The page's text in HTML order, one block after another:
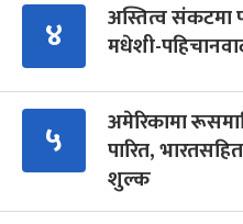
४
अस्तित्व संकटमा
मधेशी-
५
अमेरिकामा
पारित,
शुल्क